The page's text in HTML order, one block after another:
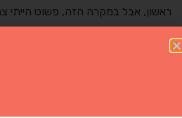
ראשון, אבל במקרה הזה, פשוט הייתי